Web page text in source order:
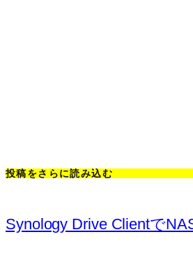
投稿をさらに読み込む
Synology Drive Clientで